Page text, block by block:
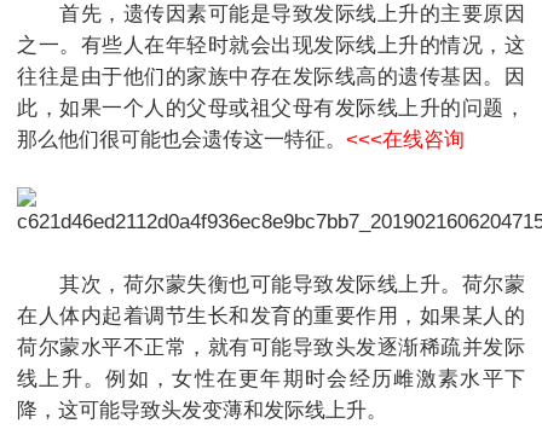
首先，遗传因素可能是导致发际线上升的主要原因
之一。有些人在年轻时就会出现发际线上升的情况，这
往往是由于他们的家族中存在发际线高的遗传基因。因
此，如果一个人的父母或祖父母有发际线上升的问题，
那么他们很可能也会遗传这一特征。 <<<在线咨询
其次，荷尔蒙失衡也可能导致发际线上升。荷尔蒙
在人体内起着调节生长和发育的重要作用，如果某人的
荷尔蒙水平不正常，就有可能导致头发逐渐稀疏并发际
线上升。例如，女性在更年期时会经历雌激素水平下
降，这可能导致头发变薄和发际线上升。